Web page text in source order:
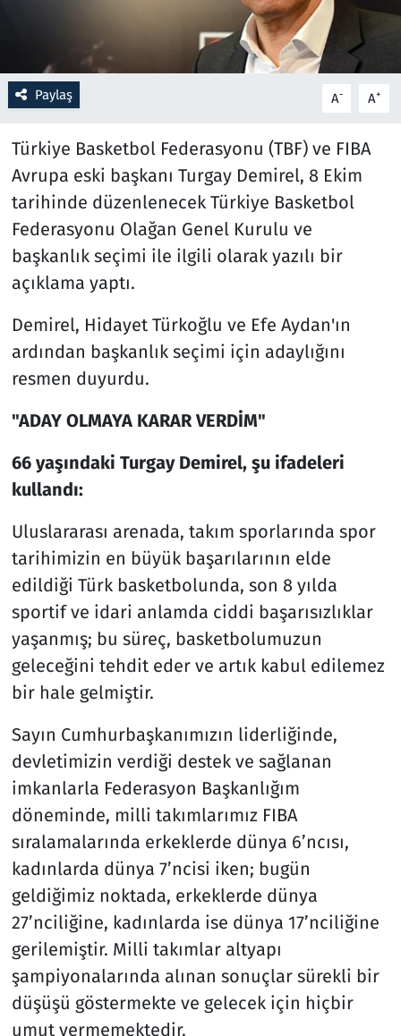
Paylaş A- A+
Türkiye Basketbol Federasyonu (TBF) ve FIBA
Avrupa eski başkanı Turgay Demirel, 8 Ekim
tarihinde düzenlenecek Türkiye Basketbol
Federasyonu Olağan Genel Kurulu ve
başkanlık seçimi ile ilgili olarak yazılı bir
açıklama yaptı.
Demirel, Hidayet Türkoğlu ve Efe Aydan'ın
ardından başkanlık seçimi için adaylığını
resmen duyurdu.
"ADAY OLMAYA KARAR VERDİM"
66 yaşındaki Turgay Demirel, şu ifadeleri
kullandı:
Uluslararası arenada, takım sporlarında spor
tarihimizin en büyük başarılarının elde
edildiği Türk basketbolunda, son 8 yılda
sportif ve idari anlamda ciddi başarısızlıklar
yaşanmış; bu süreç, basketbolumuzun
geleceğini tehdit eder ve artık kabul edilemez
bir hale gelmiştir.
Sayın Cumhurbaşkanımızın liderliğinde,
devletimizin verdiği destek ve sağlanan
imkanlarla Federasyon Başkanlığım
döneminde, milli takımlarımız FIBA
sıralamalarında erkeklerde dünya 6’ncısı,
kadınlarda dünya 7’ncisi iken; bugün
geldiğimiz noktada, erkeklerde dünya
27’nciliğine, kadınlarda ise dünya 17’nciliğine
gerilemiştir. Milli takımlar altyapı
şampiyonalarında alınan sonuçlar sürekli bir
düşüşü göstermekte ve gelecek için hiçbir
umut vermemektedir.
Seçim 2023
Spor
Teknoloji ve Bilim
Televizyon